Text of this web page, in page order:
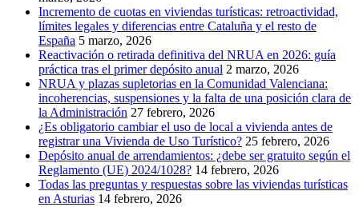
Incremento de cuotas en viviendas turísticas: retroactividad,
límites legales y diferencias entre Cataluña y el resto de
España 5 marzo, 2026
Reactivación o retirada definitiva del NRUA en 2026: guía
práctica tras el primer depósito anual 2 marzo, 2026
NRUA y plazas supletorias en la Comunidad Valenciana:
incoherencias, suspensiones y la falta de una posición clara de
la Administración 27 febrero, 2026
¿Es obligatorio cambiar el uso de local a vivienda antes de
registrar una Vivienda de Uso Turístico? 25 febrero, 2026
Depósito anual de arrendamientos: ¿debe ser gratuito según el
Reglamento (UE) 2024/1028? 14 febrero, 2026
Todas las preguntas y respuestas sobre las viviendas turísticas
en Asturias 14 febrero, 2026